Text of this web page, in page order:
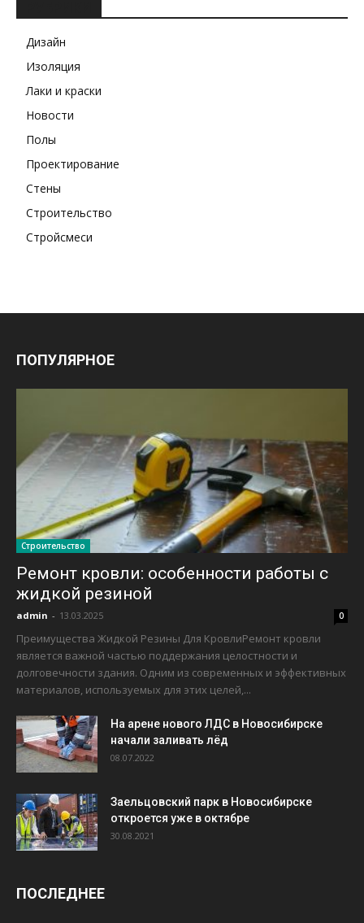
Дизайн
Изоляция
Лаки и краски
Новости
Полы
Проектирование
Стены
Строительство
Стройсмеси
ПОПУЛЯРНОЕ
Строительство
Ремонт кровли: особенности работы с
жидкой резиной
admin - 13.03.2025 0
Преимущества Жидкой Резины Для КровлиРемонт кровли
является важной частью поддержания целостности и
долговечности здания. Одним из современных и эффективных
материалов, используемых для этих целей,...
На арене нового ЛДС в Новосибирске
начали заливать лёд
08.07.2022
Заельцовский парк в Новосибирске
откроется уже в октябре
30.08.2021
ПОСЛЕДНЕЕ